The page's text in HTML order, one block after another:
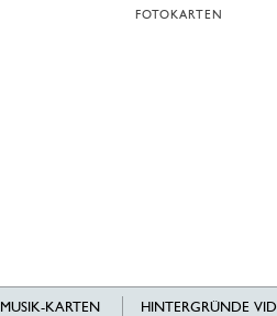
FOTOKARTEN
MUSIK-KARTEN HINTERGRÜNDE